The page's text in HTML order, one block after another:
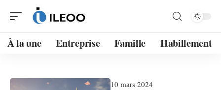
À la une Entreprise Famille Habillement
10 mars 2024